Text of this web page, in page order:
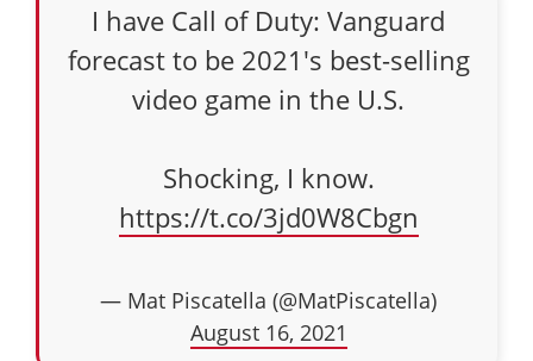
I have Call of Duty: Vanguard
forecast to be 2021's best-selling
video game in the U.S.
Shocking, I know.
https://t.co/3jd0W8Cbgn
— Mat Piscatella (@MatPiscatella)
August 16, 2021